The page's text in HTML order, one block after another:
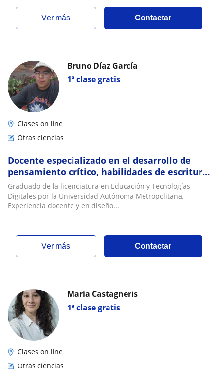
ver más Contactar
1ª clase gratis
Bruno Díaz García
Clases on line
Otras ciencias
Docente especializado en el desarrollo de
pensamiento crítico, habilidades de escritura
y competencias digitales
Graduado de la licenciatura en Educación y Tecnologías
Digitales por la Universidad Autónoma Metropolitana.
Experiencia docente y en diseño...
ver más Contactar
1ª clase gratis
María Castagneris
Clases on line
Otras ciencias